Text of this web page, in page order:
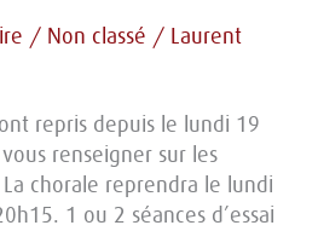
/ Non classé / Laurent
repris depuis le lundi 19
renseigner sur les
chorale reprendra le lundi
1 ou 2 séances d’essai